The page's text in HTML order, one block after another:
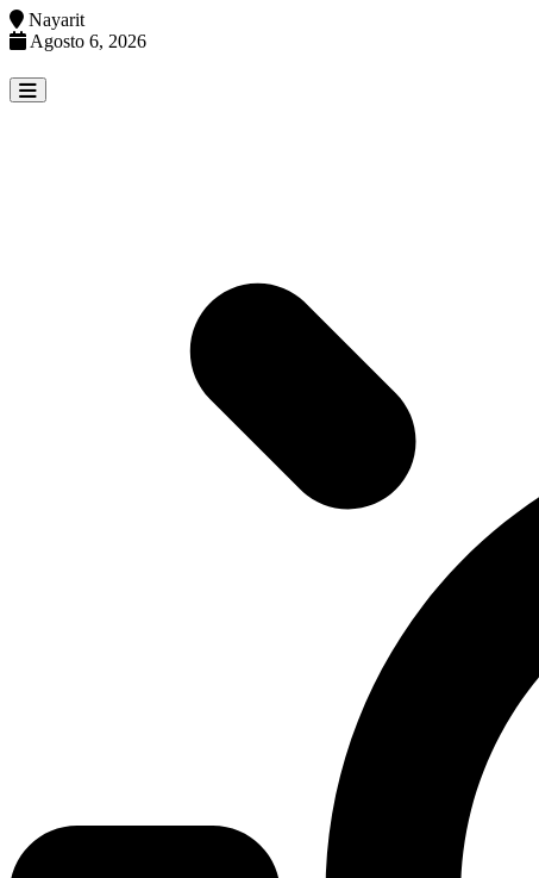
Nayarit
Agosto 6, 2026
to
content